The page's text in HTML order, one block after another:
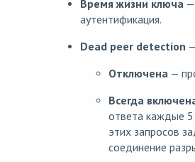
Время жизни ключа
аутентификация.
Dead peer detection
Отключена —
Всегда
ответа каждые 5
этих запросов
соединение